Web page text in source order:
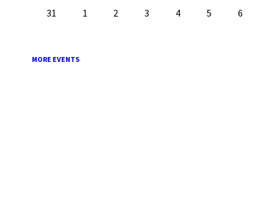
31
1 2 3 4 5
6
days
MORE EVENTS